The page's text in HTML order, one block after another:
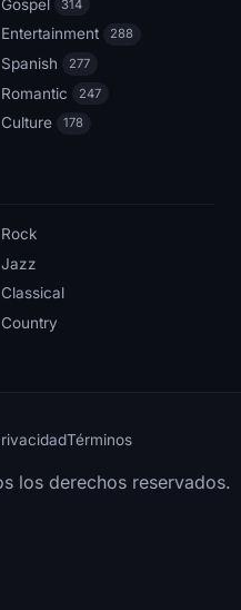
Gospel 314
Entertainment 288
Spanish 277
Romantic 247
Culture 178
Rock
Jazz
Classical
Country
Términos
los derechos reservados.